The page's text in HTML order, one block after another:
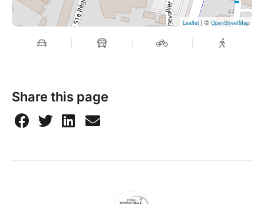
Leaflet | © OpenStreetMap
Share this page